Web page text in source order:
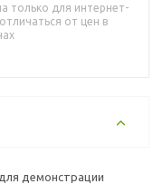
только для интернет-
от цен в
демонстрации